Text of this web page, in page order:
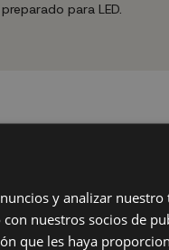
para LED.
y analizar nuestro
nuestros socios de
que les haya